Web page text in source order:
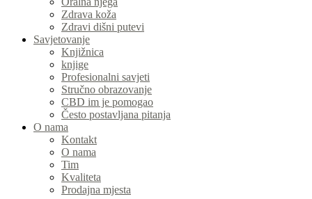
Zdrava koža
Zdravi dišni putevi
Savjetovanje
Knjižnica
knjige
Profesionalni savjeti
Stručno obrazovanje
CBD im je pomogao
Često postavljana pitanja
O nama
Kontakt
O nama
Tim
Kvaliteta
Prodajna mjesta